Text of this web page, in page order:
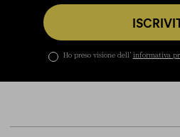
Ho preso visione dell’ informativa